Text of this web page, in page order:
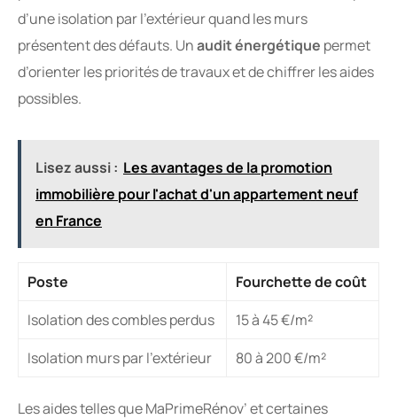
d’une isolation par l’extérieur quand les murs
présentent des défauts. Unaudit énergétique permet
d’orienter les priorités de travaux et de chiffrer les aides
possibles.
Lisez aussi : Les avantages de la promotion
immobilière pour l'achat d'un appartement neuf
en France
Poste
Fourchette de coût
Isolation des combles perdus
15 à 45 €/m²
Isolation murs par l’extérieur
80 à 200 €/m²
Les aides telles que MaPrimeRénov’ et certaines